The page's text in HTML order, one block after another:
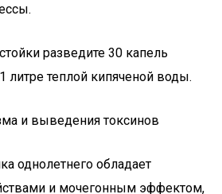
разведите 30 капель
литре теплой кипяченой воды.
и выведения токсинов
однолетнего обладает
и мочегонным эффектом,